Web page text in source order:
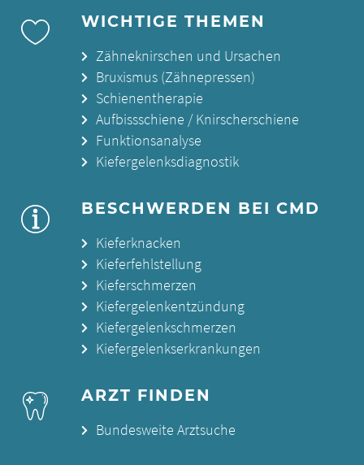
WICHTIGE THEMEN
Zähneknirschen und Ursachen
Bruxismus (Zähnepressen)
Schienentherapie
Aufbissschiene / Knirscherschiene
Funktionsanalyse
Kiefergelenksdiagnostik
BESCHWERDEN BEI CMD
Kieferknacken
Kieferfehlstellung
Kieferschmerzen
Kiefergelenkentzündung
Kiefergelenkschmerzen
Kiefergelenkserkrankungen
ARZT FINDEN
Bundesweite Arztsuche